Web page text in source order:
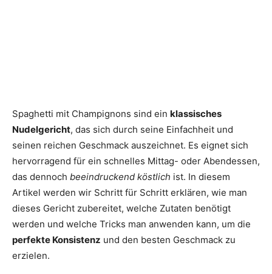
Spaghetti mit Champignons sind ein klassisches
Nudelgericht, das sich durch seine Einfachheit und
seinen reichen Geschmack auszeichnet. Es eignet sich
hervorragend für ein schnelles Mittag- oder Abendessen,
das dennoch beeindruckend köstlich ist. In diesem
Artikel werden wir Schritt für Schritt erklären, wie man
dieses Gericht zubereitet, welche Zutaten benötigt
werden und welche Tricks man anwenden kann, um die
perfekte Konsistenz und den besten Geschmack zu
erzielen.